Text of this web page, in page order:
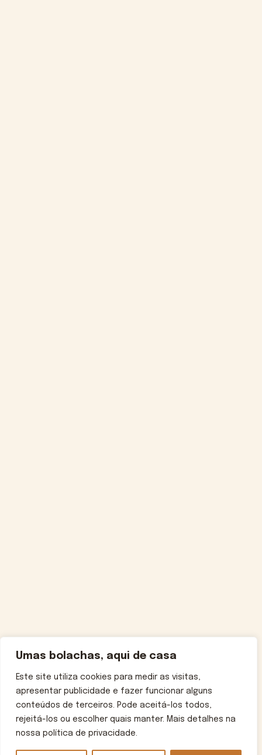
Umas bolachas, aqui de casa
Este site utiliza cookies para medir as visitas,
apresentar publicidade e fazer funcionar alguns
conteúdos de terceiros. Pode aceitá-los todos,
rejeitá-los ou escolher quais manter. Mais detalhes na
nossa política de privacidade.